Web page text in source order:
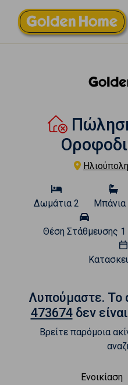
Δωμάτια 2 Μπάνια
Θέση Στάθμευσης 1
Λυπούμαστε. To
473674δεν
Βρείτε παρόμοια
Ενοικίαση